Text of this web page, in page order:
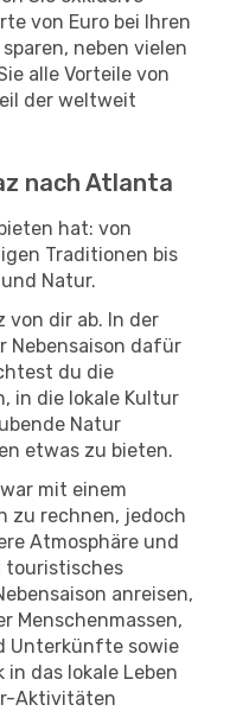
von Euro bei Ihren
neben vielen
alle Vorteile von
der weltweit
nach Atlanta
hat: von
Traditionen bis
Natur.
von dir ab. In der
Nebensaison dafür
du die
in die lokale Kultur
Natur
etwas zu bieten.
mit einem
zu rechnen, jedoch
Atmosphäre und
touristisches
anreisen,
Menschenmassen,
Unterkünfte sowie
das lokale Leben
Aktivitäten